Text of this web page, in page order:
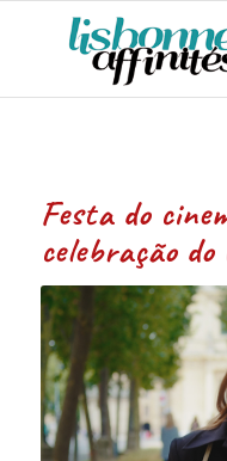
Festa do
celebração do